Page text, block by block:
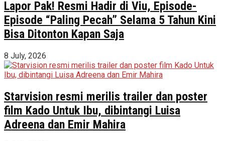
Lapor Pak! Resmi Hadir di Viu, Episode-
Episode “Paling Pecah” Selama 5 Tahun Kini
Bisa Ditonton Kapan Saja
8 July, 2026
Starvision resmi merilis trailer dan poster
film Kado Untuk Ibu, dibintangi Luisa
Adreena dan Emir Mahira